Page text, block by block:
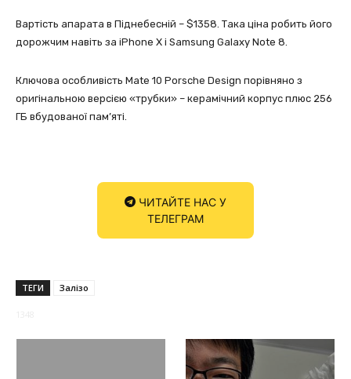
Вартість апарата в Піднебесній – $1358. Така ціна робить його
дорожчим навіть за iPhone X і Samsung Galaxy Note 8.
Ключова особливість Mate 10 Porsche Design порівняно з
оригінальною версією «трубки» – керамічний корпус плюс 256
ГБ вбудованої пам’яті.
ЧИТАЙТЕ НАС У
ТЕЛЕГРАМ
ТЕГИ Залізо